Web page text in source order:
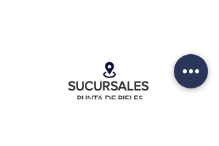
SUCURSALES
PUNTA DE RIELES